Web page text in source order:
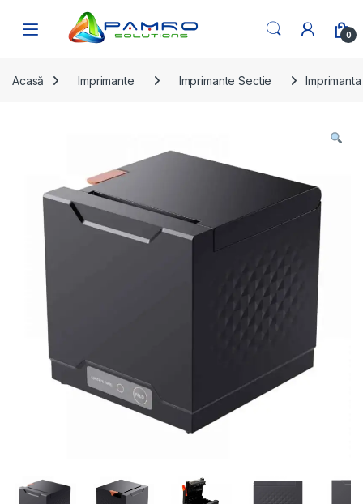
Skip to navigation
Open 0
Acasă Imprimante Imprimante Sectie